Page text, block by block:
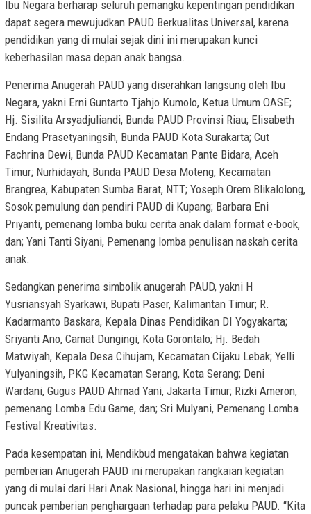
Ibu Negara berharap seluruh pemangku kepentingan pendidikan
dapat segera mewujudkan PAUD Berkualitas Universal, karena
pendidikan yang di mulai sejak dini ini merupakan kunci
keberhasilan masa depan anak bangsa.
Penerima Anugerah PAUD yang diserahkan langsung oleh Ibu
Negara, yakni Erni Guntarto Tjahjo Kumolo, Ketua Umum OASE;
Hj. Sisilita Arsyadjuliandi, Bunda PAUD Provinsi Riau; Elisabeth
Endang Prasetyaningsih, Bunda PAUD Kota Surakarta; Cut
Fachrina Dewi, Bunda PAUD Kecamatan Pante Bidara, Aceh
Timur; Nurhidayah, Bunda PAUD Desa Moteng, Kecamatan
Brangrea, Kabupaten Sumba Barat, NTT; Yoseph Orem Blikalolong,
Sosok pemulung dan pendiri PAUD di Kupang; Barbara Eni
Priyanti, pemenang lomba buku cerita anak dalam format e-book,
dan; Yani Tanti Siyani, Pemenang lomba penulisan naskah cerita
anak.
Sedangkan penerima simbolik anugerah PAUD, yakni H
Yusriansyah Syarkawi, Bupati Paser, Kalimantan Timur; R.
Kadarmanto Baskara, Kepala Dinas Pendidikan DI Yogyakarta;
Sriyanti Ano, Camat Dungingi, Kota Gorontalo; Hj. Bedah
Matwiyah, Kepala Desa Cihujam, Kecamatan Cijaku Lebak; Yelli
Yulyaningsih, PKG Kecamatan Serang, Kota Serang; Deni
Wardani, Gugus PAUD Ahmad Yani, Jakarta Timur; Rizki Ameron,
pemenang Lomba Edu Game, dan; Sri Mulyani, Pemenang Lomba
Festival Kreativitas.
Pada kesempatan ini, Mendikbud mengatakan bahwa kegiatan
pemberian Anugerah PAUD ini merupakan rangkaian kegiatan
yang di mulai dari Hari Anak Nasional, hingga hari ini menjadi
puncak pemberian penghargaan terhadap para pelaku PAUD. “Kita